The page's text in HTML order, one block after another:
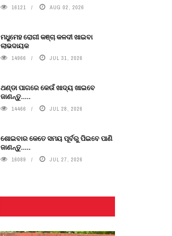
16121 AUG 02, 2026
ମଧୁମେହ ରୋଗୀ କଞ୍ଚା କଳଦୀ ଖାଇବା
ଲାଭଦାୟକ
14966 JUL 31, 2026
ଥଣ୍ଡା ପାଗରେ କେଉଁ ଖାଦ୍ୟ ଖାଇବେ
ଜାଣନ୍ତୁ.....
14466 JUL 28, 2026
ଶୋଇବାର କେତେ ସମୟ ପୂର୍ବରୁ ପିଇବେ ପାଣି
ଜାଣନ୍ତୁ.....
16089 JUL 27, 2026